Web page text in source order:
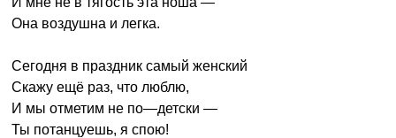
Она воздушна и легка.
Сегодня в праздник самый женский
Скажу ещё раз, что люблю,
И мы отметим не по—детски —
Ты потанцуешь, я спою!